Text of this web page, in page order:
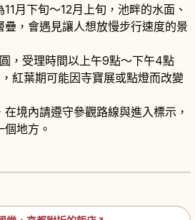
月下旬～12月上旬，池畔的水面、
，會遇見讓人想放慢步行速度的景
，受理時間以上午9點～下午4點
紅葉期可能因寺寶展或點燈而改變
境內請遵守參觀路線與進入標示，
地方。
訪景點、夜楓點燈與交